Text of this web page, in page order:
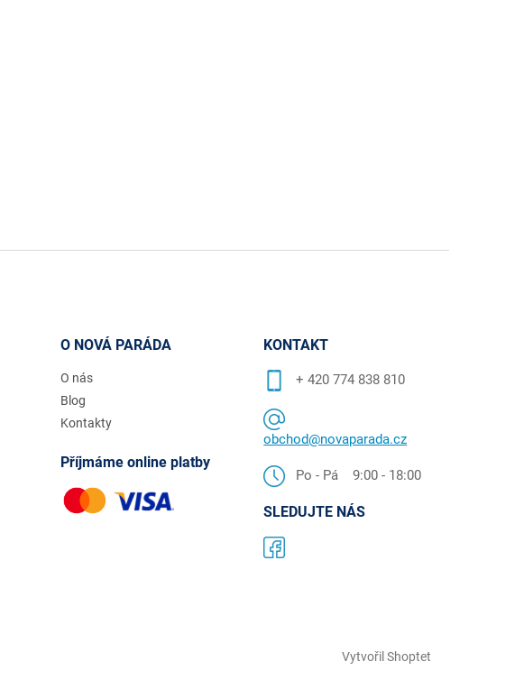
O NOVÁ PARÁDA
O nás
Blog
Kontakty
Příjmáme online platby
KONTAKT
+ 420 774 838 810
obchod@novaparada.cz
Po - Pá 9:00 - 18:00
SLEDUJTE NÁS
Vytvořil Shoptet